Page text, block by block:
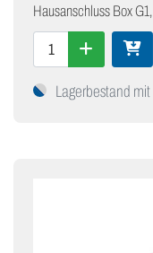
Hausanschluss Box
Lagerbestand mit